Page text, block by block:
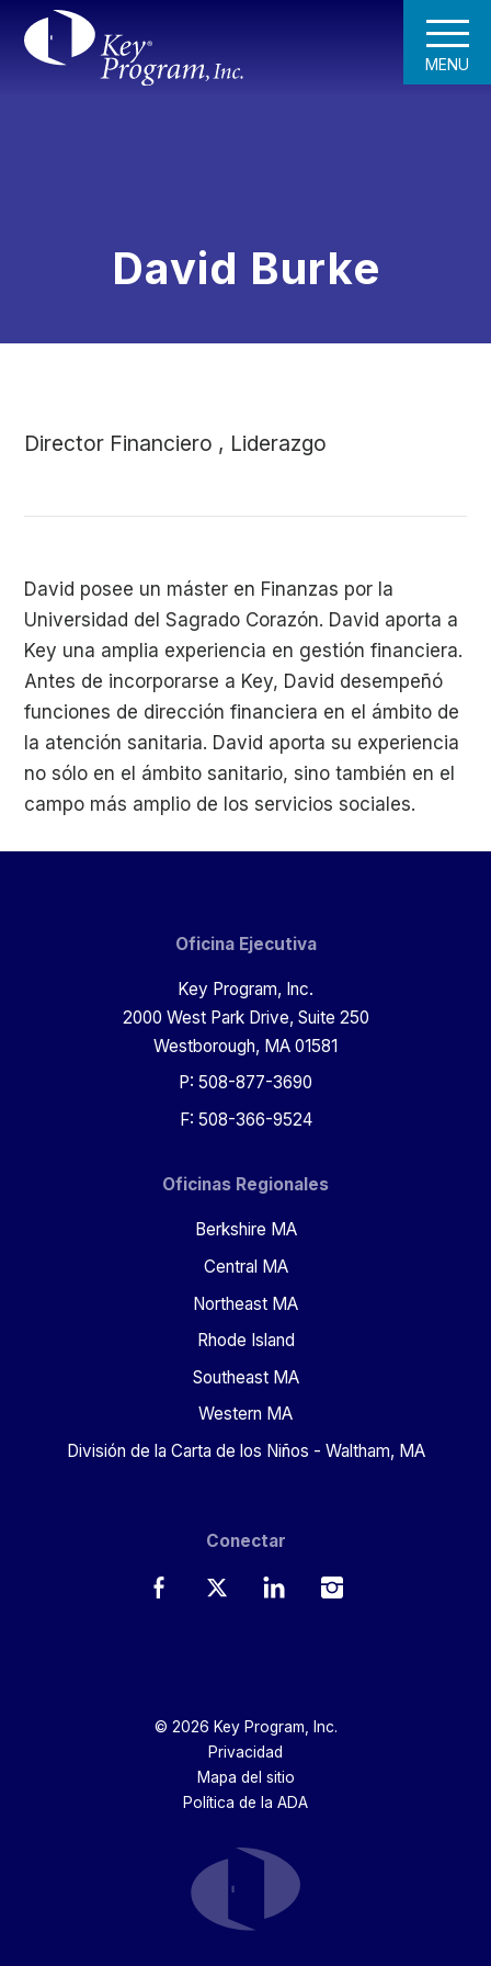
MENU
David Burke
Director Financiero , Liderazgo
David posee un máster en Finanzas por la
Universidad del Sagrado Corazón. David aporta a
Key una amplia experiencia en gestión financiera.
Antes de incorporarse a Key, David desempeñó
funciones de dirección financiera en el ámbito de
la atención sanitaria. David aporta su experiencia
no sólo en el ámbito sanitario, sino también en el
campo más amplio de los servicios sociales.
Oficina Ejecutiva
Key Program, Inc.
2000 West Park Drive, Suite 250
Westborough, MA 01581
P: 508-877-3690
F: 508-366-9524
Oficinas Regionales
Berkshire MA
Central MA
Northeast MA
Rhode Island
Southeast MA
Western MA
División de la Carta de los Niños - Waltham, MA
Conectar
FacebookTwitterLinkedInInstagram
© 2026 Key Program, Inc.
Privacidad
Mapa del sitio
Política de la ADA